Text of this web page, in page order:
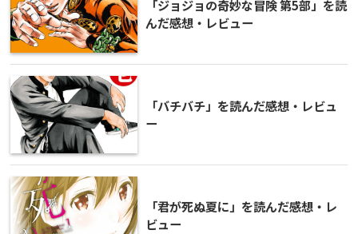
「ジョジョの奇妙な冒険 第5部」を読
んだ感想・レビュー
「バチバチ」を読んだ感想・レビュ
ー
「君が死ぬ夏に」を読んだ感想・レ
ビュー